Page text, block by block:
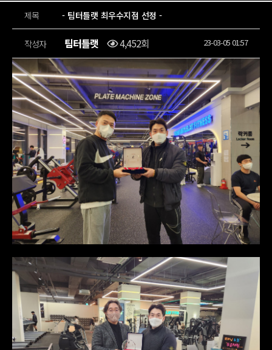
제목 - 팀터틀랫 최우수지점 선정 -
작성자 팀터틀랫 4,452회 23-03-05 01:57